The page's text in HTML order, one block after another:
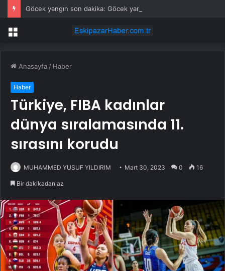
Menü
Anasayfa / Haber
Haber
Türkiye, FIBA ​​​​kadınlar
dünya sıralamasında 11.
sırasını korudu
MUHAMMED YUSUF YILDIRIM Mart 30, 2023 0 16
Bir dakikadan az